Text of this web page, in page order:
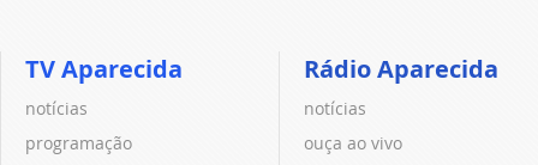
TV Aparecida
notícias
programação
Rádio Aparecida
notícias
ouça ao vivo